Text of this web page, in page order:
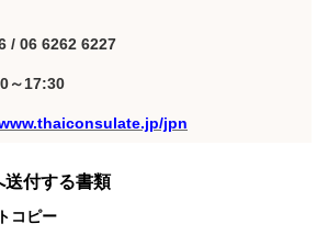
/ 06 6262 6227
～17:30
jpn
送付する書類
コピー